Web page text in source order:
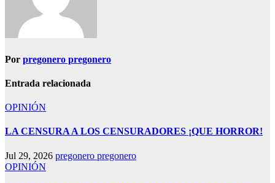
Por pregonero pregonero
Entrada relacionada
OPINIÓN
LA CENSURA A LOS CENSURADORES ¡QUE HORROR!
Jul 29, 2026 pregonero pregonero
OPINIÓN